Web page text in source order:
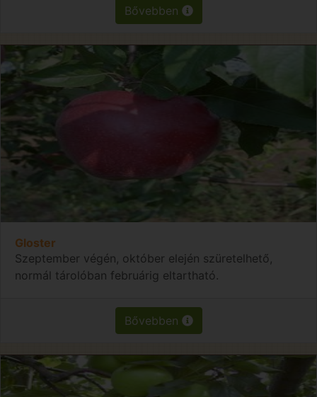
Bővebben
Gloster
Szeptember végén, október elején szüretelhető,
normál tárolóban februárig eltartható.
Bővebben